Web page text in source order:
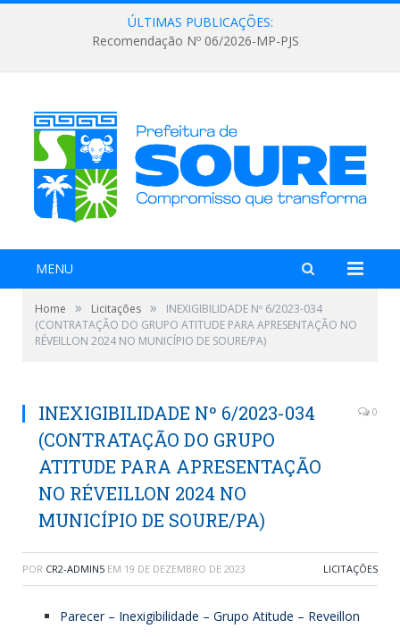
ÚLTIMAS PUBLICAÇÕES:
Recomendação Nº 06/2026-MP-PJS
MENU
Home » Licitações »
INEXIGIBILIDADE Nº 6/2023-034
(CONTRATAÇÃO DO GRUPO ATITUDE PARA APRESENTAÇÃO NO
RÉVEILLON 2024 NO MUNICÍPIO DE SOURE/PA)
INEXIGIBILIDADE Nº 6/2023-034
(CONTRATAÇÃO DO GRUPO
ATITUDE PARA APRESENTAÇÃO
NO RÉVEILLON 2024 NO
MUNICÍPIO DE SOURE/PA)
0
POR CR2-ADMIN5 EM 19 DE DEZEMBRO DE 2023 LICITAÇÕES
Parecer – Inexigibilidade – Grupo Atitude – Reveillon